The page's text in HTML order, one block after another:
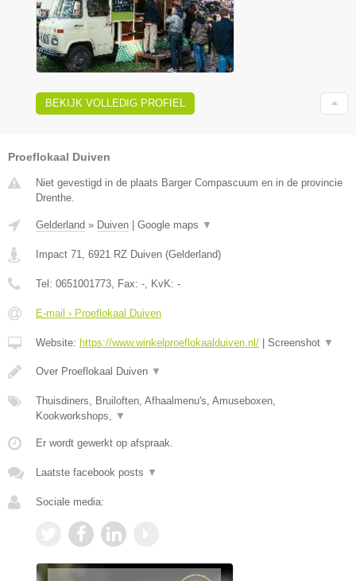
BEKIJK VOLLEDIG PROFIEL
Proeflokaal Duiven
Niet gevestigd in de plaats Barger Compascuum en in de provincie
Drenthe.
Gelderland » Duiven Google maps ▼
Impact 71 6921 RZ Duiven (Gelderland)
Tel: 0651001773 , Fax: - , KvK: -
E-mail › Proeflokaal Duiven
Website: https://www.winkelproeflokaalduiven.nl/ Screenshot ▼
Over Proeflokaal Duiven ▼
Thuisdiners, Bruiloften, Afhaalmenu's, Amuseboxen,
Kookworkshops,
▼
Er wordt gewerkt op afspraak.
Laatste facebook posts ▼
Sociale media: